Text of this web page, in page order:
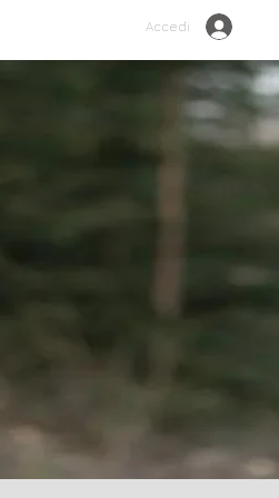
Accedi